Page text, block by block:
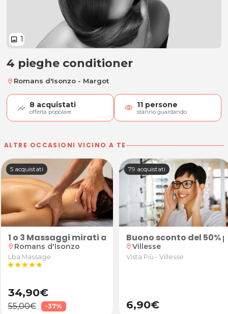
image 1
4 pieghe conditioner
4 pieghe conditioner
location_on Romans d'Isonzo - Margot
8 acquistati
offerta popolare visibility 11 persone
stanno guardando
ALTRE OCCASIONI VICINO A TE
spagnolo, latino o greco per ragazzi delle
riflessologia plantare abbinati a trattamento
5 acquistati
1 o 3 Massaggi mirati a cervicale e schiena da LBA
location_on Romans d'Isonzo
Lba Massage
starstarstarstarstar
34,90€
55,00€ -37%
79 acquistati
Buono sconto del
location_on Villesse
Vista Più - Villesse
6,90€